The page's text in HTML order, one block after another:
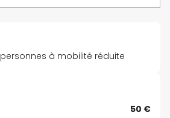
à mobilité réduite
50 €